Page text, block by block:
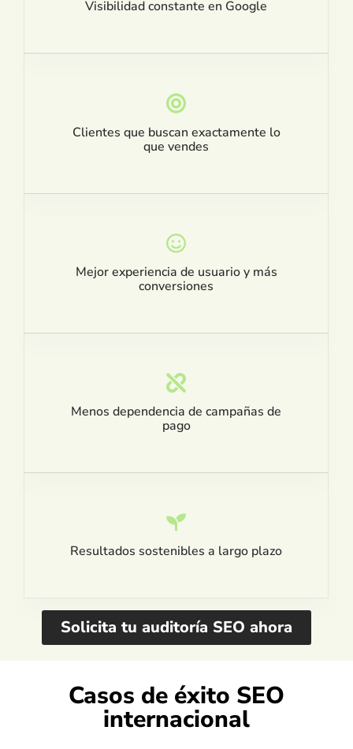
Visibilidad constante en Google
Clientes que buscan exactamente lo
que vendes
Mejor experiencia de usuario y más
conversiones
Menos dependencia de campañas de
pago
Resultados sostenibles a largo plazo
Solicita tu auditoría SEO ahora
Casos de éxito SEO
internacional